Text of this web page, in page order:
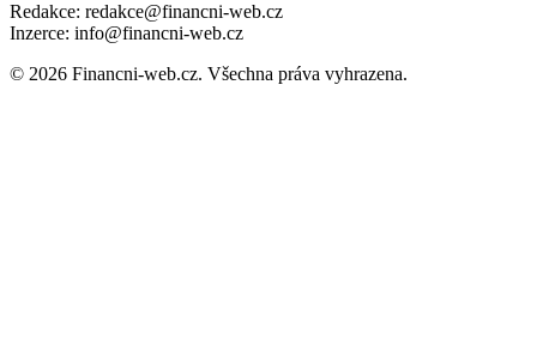
Redakce: redakce@financni-web.cz
Inzerce: info@financni-web.cz
© 2026 Financni-web.cz. Všechna práva vyhrazena.